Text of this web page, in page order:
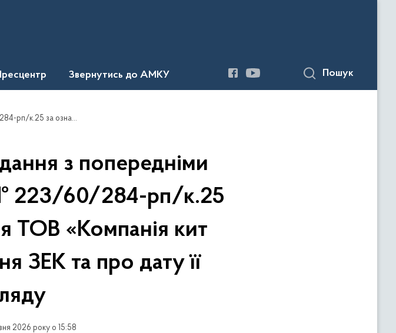
Звернутись до АМКУ Пошук
ЗЕК та про дату її розгляду
з попередніми
№ 223/60/284-рп/к.25
ТОВ «Компанія кит
ЗЕК та про дату її
2026 року о 15:58